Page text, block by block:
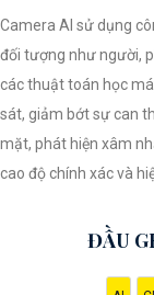
chất lượng hình ảnh
sự lựa chọn lý tưởng
Tại sao chọn Camera
- Chất lượng hình ảnh:
cao, sắc nét và rõ
trình giám sát. - Giá
của mọi người.
- Dễ sử dụng:
Camera AI sử dụng
đối tượng như người,
các thuật toán học
sát, giảm bớt sự can
mặt, phát hiện xâm
cao độ chính xác và
ĐẦU